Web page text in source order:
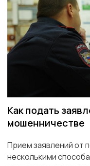
Как подать
мошенничестве
Прием заявлений от
несколькими